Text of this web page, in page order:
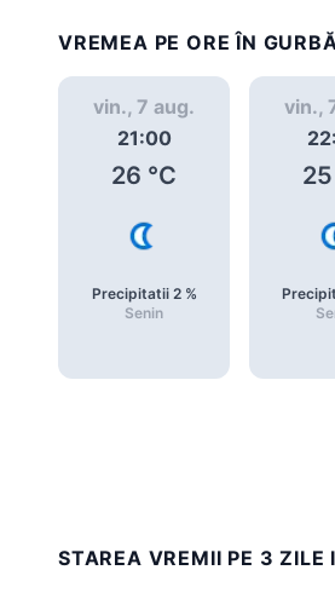
VREMEA PE ORE ÎN
vin., 7 aug.
21:00
26 °C
Precipitatii 2%
Senin
vin.,
25
STAREA VREMII PE 3 ZILE